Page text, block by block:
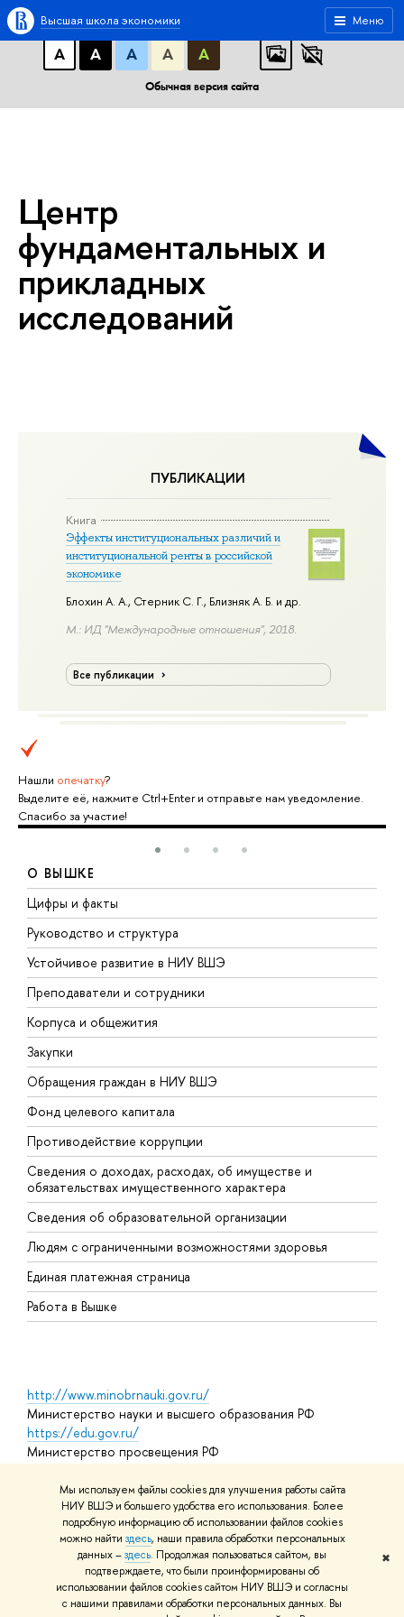
Мы используем файлы cookies для улучшения работы сайта
НИУ ВШЭ и большего удобства его использования. Более
подробную информацию об использовании файлов cookies
можно найти здесь, наши правила обработки персональных
данных –здесь. Продолжая пользоваться сайтом, вы
подтверждаете, что были проинформированы об
использовании файлов cookies сайтом НИУ ВШЭ и согласны
с нашими правилами обработки персональных данных. Вы
✖
A A A АБB
АБB
А
А А А А
Обычная версия сайта
Меню
Высшая школа экономики
Центр
фундаментальных и
прикладных
исследований
ПУБЛИКАЦИИ
Книга
Эффекты институциональных различий и
институциональной ренты в российской
экономике
Блохин А. А., Стерник С. Г., Близняк А. Б. и др.
М.: ИД "Международные отношения", 2018.
Все публикации
Нашли опечатку?
Выделите её, нажмите Ctrl+Enter и отправьте нам уведомление.
Спасибо за участие!
О ВЫШКЕ
Цифры и факты
Руководство и структура
Устойчивое развитие в НИУ ВШЭ
Преподаватели и сотрудники
Корпуса и общежития
Закупки
Обращения граждан в НИУ ВШЭ
Фонд целевого капитала
Противодействие коррупции
Сведения о доходах, расходах, об имуществе и
обязательствах имущественного характера
Сведения об образовательной организации
Людям с ограниченными возможностями здоровья
Единая платежная страница
Работа в Вышке
http://www.minobrnauki.gov.ru/
Министерство науки и высшего образования РФ
https://edu.gov.ru/
Министерство просвещения РФ
Массовые открытые онлайн-курсы
© НИУ ВШЭ 1993–2026 Адреса и контактыУсловия
использования материаловПолитика конфиденциальности
Шрифты HSE Sans и HSE Slab разработаны в
Школе дизайна НИУ